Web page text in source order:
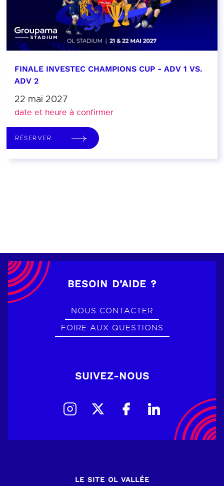
FINALE INVESTEC CHAMPIONS CUP - ADV 1 VS.
ADV 2
22 mai 2027
date et heure à confirmer
RÉSERVER
BESOIN D’AIDE ?
NOUS CONTACTER
FOIRE AUX QUESTIONS
SUIVEZ-NOUS
LE SITE OL VALLÉE